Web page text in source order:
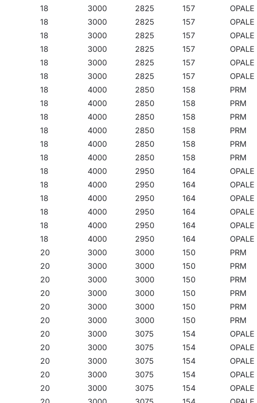
18
3000 2825 157 OPALE
18
3000 2825 157 OPALE
18
3000 2825 157 OPALE
18
3000 2825 157 OPALE
18
3000 2825 157 OPALE
18
3000 2825 157 OPALE
18
4000 2850 158 PRM
18
4000 2850 158 PRM
18
4000 2850 158 PRM
18
4000 2850 158 PRM
18
4000 2850 158 PRM
18
4000 2850 158 PRM
18
4000 2950 164 OPALE
18
4000 2950 164 OPALE
18
4000 2950 164 OPALE
18
4000 2950 164 OPALE
18
4000 2950 164 OPALE
18
4000 2950 164 OPALE
20
3000 3000 150 PRM
20
3000 3000 150 PRM
20
3000 3000 150 PRM
20
3000 3000 150 PRM
20
3000 3000 150 PRM
20
3000 3000 150 PRM
20
3000 3075 154 OPALE
20
3000 3075 154 OPALE
20
3000 3075 154 OPALE
20
3000 3075 154 OPALE
20
3000 3075 154 OPALE